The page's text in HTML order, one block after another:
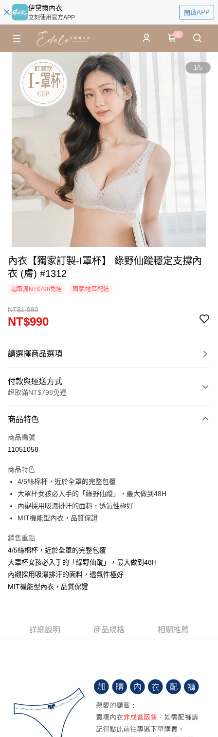
伊黛爾內衣
立刻使用官方APP
開啟APP
0
1/5
內衣【獨家訂製-I罩杯】 綠野仙蹤穩定支撐內
衣 (膚) #1312
超取滿NT$798免運 國家/地區配送
NT$1,980
NT$990
請選擇商品選項
付款與運送方式
超取滿NT$798免運
信用卡一次付款
超商取貨付款
Apple Pay
街口支付
悠遊付
ATM付款
貨到付款
運送方式
全家取貨付款
每筆NT$70，滿NT$799(含以上)免運費
每筆NT$70，滿NT$799(含以上)免運費
7-11取貨付款
每筆NT$70，滿NT$798(含以上)免運費
商品特色
商品編號
11051058
商品特色
4/5絲棉杯，近於全罩的完整包覆
大罩杯女孩必入手的「綠野仙蹤」，最大做到48H
內襯採用吸濕排汗的面料，透氣性極好
MIT機能型內衣，品質保證
銷售重點
4/5絲棉杯，近於全罩的完整包覆
大罩杯女孩必入手的「綠野仙蹤」，最大做到48H
內襯採用吸濕排汗的面料，透氣性極好
MIT機能型內衣，品質保證
詳細說明 商品規格 相關推薦